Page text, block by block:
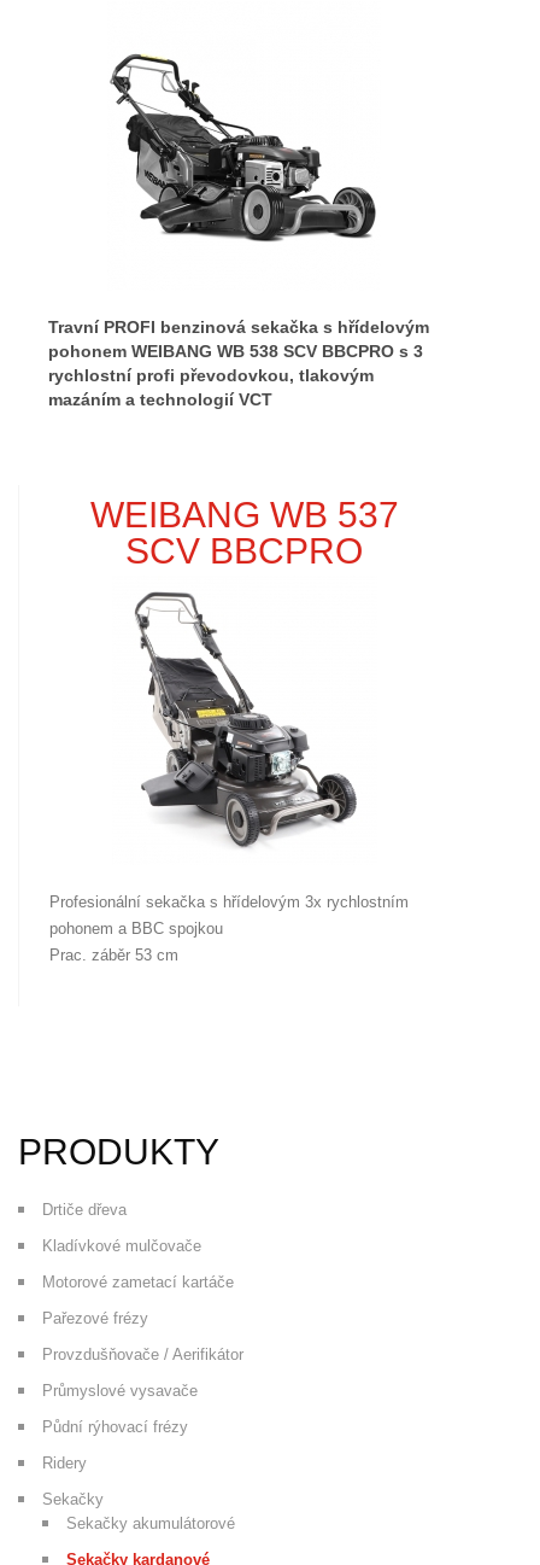
Travní PROFI benzinová sekačka s hřídelovým
pohonem WEIBANG WB 538 SCV BBCPRO s 3
rychlostní profi převodovkou, tlakovým
mazáním a technologií VCT
WEIBANG WB 537
SCV BBCPRO
Profesionální sekačka s hřídelovým 3x rychlostním
pohonem a BBC spojkou
Prac. záběr 53 cm
PRODUKTY
Drtiče dřeva
Kladívkové mulčovače
Motorové zametací kartáče
Pařezové frézy
Provzdušňovače / Aerifikátor
Průmyslové vysavače
Půdní rýhovací frézy
Ridery
Sekačky
Sekačky akumulátorové
Sekačky kardanové